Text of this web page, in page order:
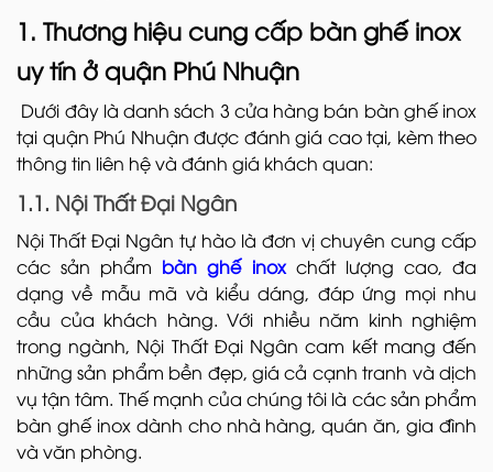
1. Thương hiệu cung cấp bàn ghế inox
uy tín ở quận Phú Nhuận
Dưới đây là danh sách 3 cửa hàng bán bàn ghế inox
tại quận Phú Nhuận được đánh giá cao tại, kèm theo
thông tin liên hệ và đánh giá khách quan:
1.1. Nội Thất Đại Ngân
Nội Thất Đại Ngân tự hào là đơn vị chuyên cung cấp
các sản phẩm bàn ghế inoxchất lượng cao, đa
dạng về mẫu mã và kiểu dáng, đáp ứng mọi nhu
cầu của khách hàng. Với nhiều năm kinh nghiệm
trong ngành, Nội Thất Đại Ngân cam kết mang đến
những sản phẩm bền đẹp, giá cả cạnh tranh và dịch
vụ tận tâm. Thế mạnh của chúng tôi là các sản phẩm
bàn ghế inox dành cho nhà hàng, quán ăn, gia đình
và văn phòng.